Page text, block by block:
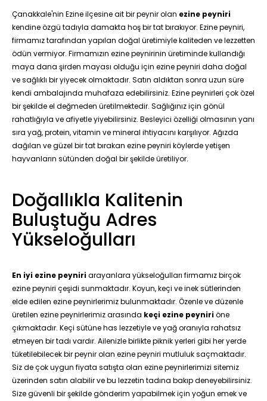
Çanakkale'nin Ezine ilçesine ait bir peynir olan ezine peyniri
kendine özgü tadıyla damakta hoş bir tat bırakıyor. Ezine peyniri,
firmamız tarafından yapılan doğal üretimiyle kaliteden ve lezzetten
ödün vermiyor. Firmamızın ezine peynirinin üretiminde kullandığı
maya dana şirden mayası olduğu için ezine peyniri daha doğal
ve sağlıklı bir yiyecek olmaktadır. Satın aldıktan sonra uzun süre
kendi ambalajında muhafaza edebilirsiniz. Ezine peynirleri çok özel
bir şekilde el değmeden üretilmektedir. Sağlığınız için gönül
rahatlığıyla ve afiyetle yiyebilirsiniz. Besleyici özelliği olmasının yanı
sıra yağ, protein, vitamin ve mineral ihtiyacını karşılıyor. Ağızda
dağılan ve güzel bir tat bırakan ezine peyniri köylerde yetişen
hayvanların sütünden doğal bir şekilde üretiliyor.
Doğallıkla Kalitenin
Buluştuğu Adres
Yükseloğulları
En iyi ezine peyniriarayanlara yükseloğulları firmamız birçok
ezine peyniri çeşidi sunmaktadır. Koyun, keçi ve inek sütlerinden
elde edilen ezine peynirlerimiz bulunmaktadır. Özenle ve düzenle
üretilen ezine peynirlerimiz arasında keçi ezine peyniriöne
çıkmaktadır. Keçi sütüne has lezzetiyle ve yağ oranıyla rahatsız
etmeyen bir tadı vardır. Ailenizle birlikte piknik yerleri gibi her yerde
tüketilebilecek bir peynir olan ezine peyniri mutluluk saçmaktadır.
Siz de çok uygun fiyata satışta olan ezine peynirlerimizi sitemiz
üzerinden satın alabilir ve bu lezzetin tadına bakıp deneyebilirsiniz.
Size güvenli bir şekilde gönderim yapabilmek için yoğun emek ve